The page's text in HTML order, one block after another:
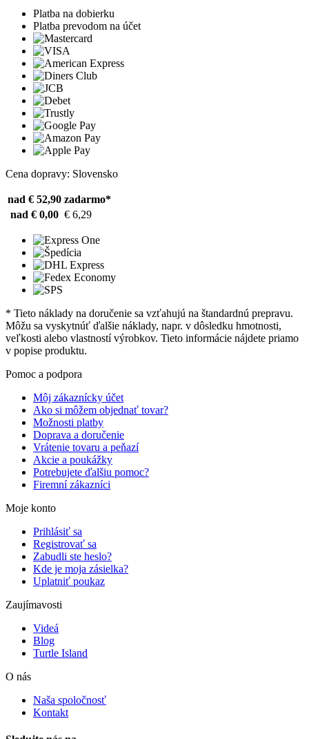
Platba na dobierku
Platba prevodom na účet
Cena dopravy: Slovensko
nad € 52,90 zadarmo*
nad € 0,00 € 6,29
* Tieto náklady na doručenie sa vzťahujú na štandardnú prepravu.
Môžu sa vyskytnúť ďalšie náklady, napr. v dôsledku hmotnosti,
veľkosti alebo vlastností výrobkov. Tieto informácie nájdete priamo
v popise produktu.
Pomoc a podpora
Môj zákaznícky účet
Ako si môžem objednať tovar?
Možnosti platby
Doprava a doručenie
Vrátenie tovaru a peňazí
Akcie a poukážky
Potrebujete ďalšiu pomoc?
Firemní zákazníci
Moje konto
Prihlásiť sa
Registrovať sa
Zabudli ste heslo?
Kde je moja zásielka?
Uplatniť poukaz
Zaujímavosti
Videá
Blog
Turtle Island
O nás
Naša spoločnosť
Kontakt